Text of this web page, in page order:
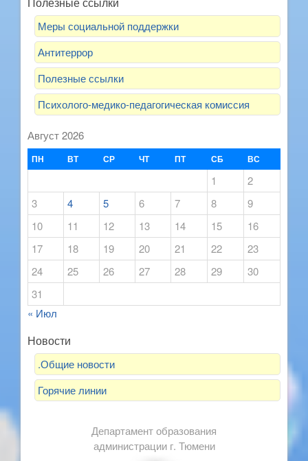
Меры социальной поддержки
Антитеррор
Полезные ссылки
Психолого-медико-педагогическая комиссия
Август 2026
ПН ВТ СР ЧТ ПТ СБ ВС
1
2
3
4 5 6 7 8
9
10
11 12 13 14 15
16
17
18 19 20 21 22
23
24
25 26 27 28 29
30
31
« Июл
Новости
.Общие новости
Горячие линии
Департамент образования
администрации г. Тюмени